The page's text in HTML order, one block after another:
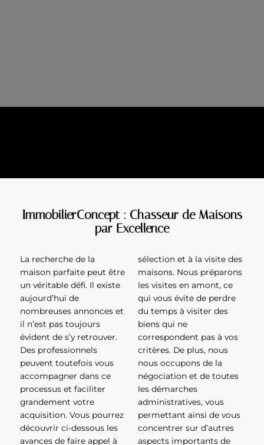
ImmobilierConcept : Chasseur de Maisons
par Excellence
La recherche de la
maison parfaite peut être
un véritable défi. Il existe
aujourd’hui de
nombreuses annonces et
il n’est pas toujours
évident de s’y retrouver.
Des professionnels
peuvent toutefois vous
accompagner dans ce
processus et faciliter
grandement votre
acquisition. Vous pourrez
découvrir ci-dessous les
avances de faire appel à
sélection et à la visite des
maisons. Nous préparons
les visites en amont, ce
qui vous évite de perdre
du temps à visiter des
biens qui ne
correspondent pas à vos
critères. De plus, nous
nous occupons de la
négociation et de toutes
les démarches
administratives, vous
permettant ainsi de vous
concentrer sur d’autres
aspects importants de